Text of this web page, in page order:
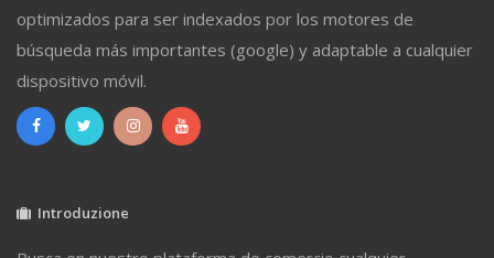
optimizados para ser indexados por los motores de
búsqueda más importantes (google) y adaptable a cualquier
dispositivo móvil.
Introduzione